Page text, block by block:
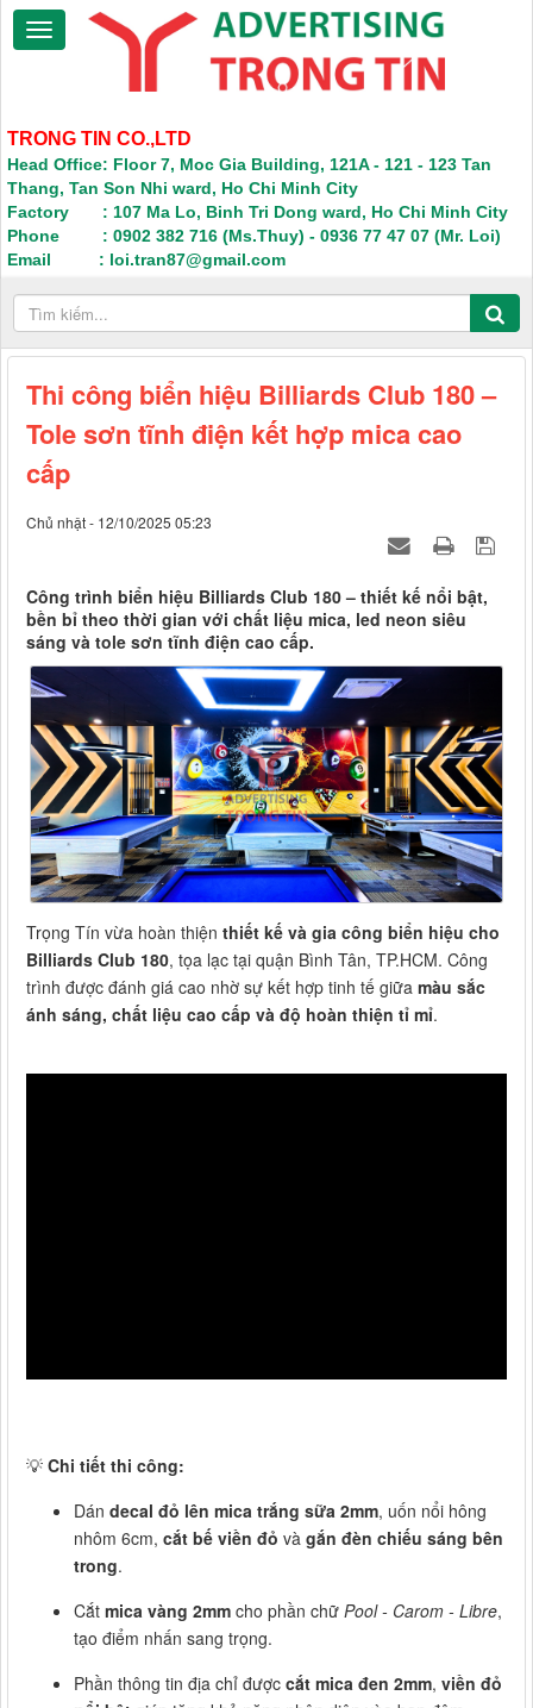
TRONG TIN CO.,LTD
Head Office: Floor 7, Moc Gia Building, 121A - 121 - 123 Tan
Thang, Tan Son Nhi ward, Ho Chi Minh City
Factory : 107 Ma Lo, Binh Tri Dong ward, Ho Chi Minh City
Phone : 0902 382 716 (Ms.Thuy) - 0936 77 47 07 (Mr. Loi)
Email : loi.tran87@gmail.com
Thi công biển hiệu Billiards Club 180 –
Tole sơn tĩnh điện kết hợp mica cao
cấp
Chủ nhật - 12/10/2025 05:23
Công trình biển hiệu Billiards Club 180 – thiết kế nổi bật,
bền bỉ theo thời gian với chất liệu mica, led neon siêu
sáng và tole sơn tĩnh điện cao cấp.
Trọng Tín vừa hoàn thiện thiết kế và gia công biển hiệu cho
Billiards Club 180, tọa lạc tại quận Bình Tân, TP.HCM. Công
trình được đánh giá cao nhờ sự kết hợp tinh tế giữa màu sắc
ánh sáng, chất liệu cao cấp và độ hoàn thiện tỉ mỉ.
💡 Chi tiết thi công:
Dán decal đỏ lên mica trắng sữa 2mm, uốn nổi hông
nhôm 6cm, cắt bế viền đỏ và gắn đèn chiếu sáng bên
trong.
Cắt mica vàng 2mm cho phần chữ Pool - Carom - Libre,
tạo điểm nhấn sang trọng.
Phần thông tin địa chỉ được cắt mica đen 2mm, viền đỏ